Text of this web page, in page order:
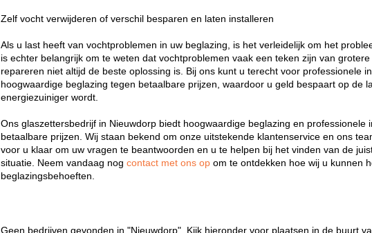
Zelf vocht verwijderen of verschil besparen en laten installeren
Als u last heeft van vochtproblemen in uw beglazing, is het verleidelijk om het
is echter belangrijk om te weten dat vochtproblemen vaak een teken zijn van
repareren niet altijd de beste oplossing is. Bij ons kunt u terecht voor professionele
hoogwaardige beglazing tegen betaalbare prijzen, waardoor u geld bespaart op de
energiezuiniger wordt.
Ons glaszettersbedrijf in Nieuwdorp biedt hoogwaardige beglazing en professionele
betaalbare prijzen. Wij staan bekend om onze uitstekende klantenservice en ons
voor u klaar om uw vragen te beantwoorden en u te helpen bij het vinden van de
situatie. Neem vandaag nogcontact met ons opom te ontdekken hoe wij u kunnen
beglazingsbehoeften.
Geen bedrijven gevonden in "Nieuwdorp". Kijk hieronder voor plaatsen in de buurt